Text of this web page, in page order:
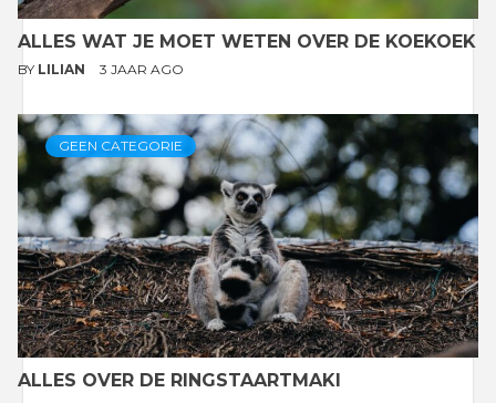
ALLES WAT JE MOET WETEN OVER DE KOEKOEK
BY LILIAN 3 JAAR AGO
GEEN CATEGORIE
ALLES OVER DE RINGSTAARTMAKI